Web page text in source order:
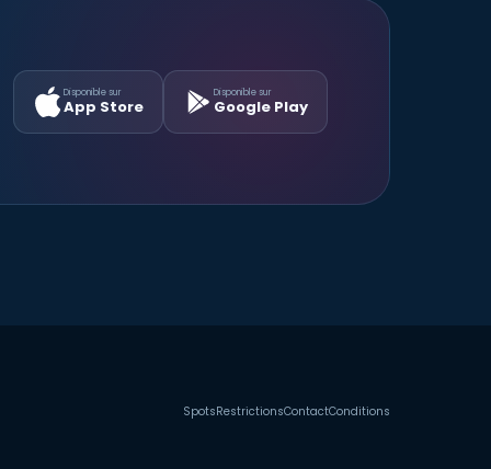
Disponible sur
App Store
Disponible sur
Google Play
SpotsRestrictionsContactConditions